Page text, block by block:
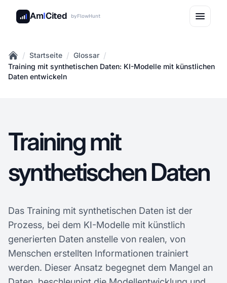
AmICited byFlowHunt
Home
/ Startseite / Glossar /
Training mit synthetischen Daten: KI-Modelle mit künstlichen
Daten entwickeln
Training mit
synthetischen Daten
Das Training mit synthetischen Daten ist der
Prozess, bei dem KI-Modelle mit künstlich
generierten Daten anstelle von realen, von
Menschen erstellten Informationen trainiert
werden. Dieser Ansatz begegnet dem Mangel an